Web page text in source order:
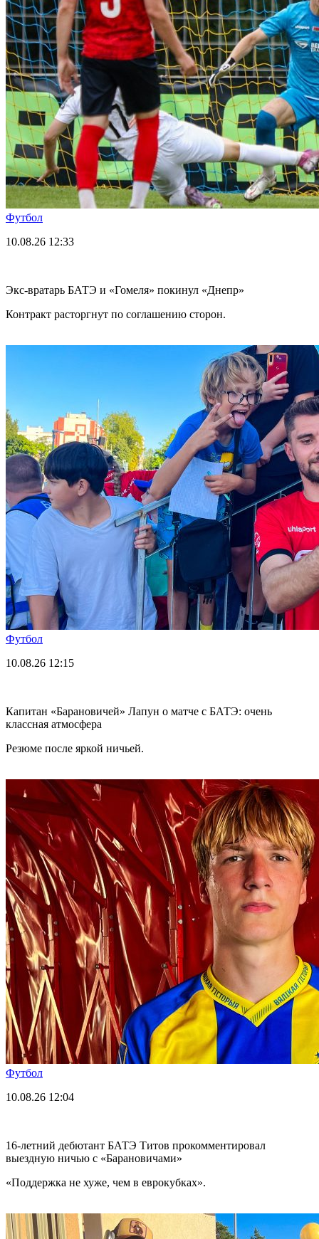
Футбол
10.08.26 12:33
Экс-вратарь БАТЭ и «Гомеля» покинул «Днепр»
Контракт расторгнут по соглашению сторон.
Футбол
10.08.26 12:15
Капитан «Барановичей» Лапун о матче с БАТЭ: очень
классная атмосфера
Резюме после яркой ничьей.
Футбол
10.08.26 12:04
16-летний дебютант БАТЭ Титов прокомментировал
выездную ничью с «Барановичами»
«Поддержка не хуже, чем в еврокубках».